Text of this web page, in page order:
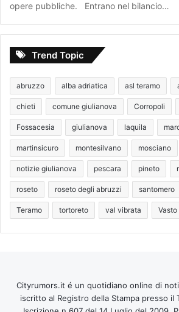
opere pubbliche. Entrano nel bilancio…
Trend Topic
abruzzo alba adriatica asl teramo
chieti comune giulianova Corropoli
Fossacesia giulianova laquila
martinsicuro montesilvano mosciano
notizie giulianova pescara pineto
roseto roseto degli abruzzi santomero
Teramo tortoreto val vibrata Vasto
Cityrumors.it é un quotidiano online di
iscritto al Registro della Stampa presso il